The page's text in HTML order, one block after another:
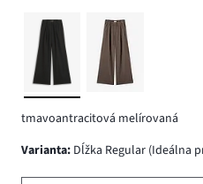
tmavoantracitová melírovaná
varianta: Dĺžka Regular (Ideálna